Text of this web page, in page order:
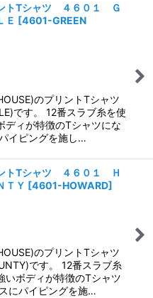
トTシャツ ４６０１ Ｇ
Ｅ [4601-GREEN
のプリントTシャツ
です。 12番スラブ糸を使
ディが特徴のTシャツにな
イピングを施し…
トTシャツ ４６０１ Ｈ
ＴＹ [4601-HOWARD]
のプリントTシャツ
です。 12番スラブ糸
いボディが特徴のTシャツ
にパイピングを施…